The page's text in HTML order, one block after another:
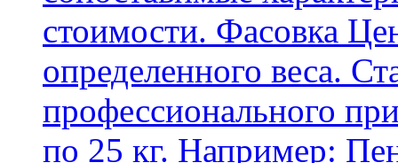
стоимости. Фасовка
определенного веса.
профессионального
по 25 кг. Например: